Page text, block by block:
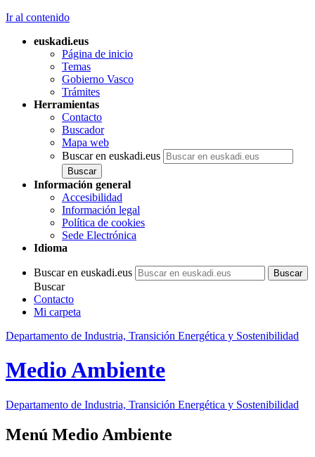
Ir al contenido
euskadi.eus
Página de inicio
Temas
Gobierno Vasco
Trámites
Herramientas
Contacto
Buscador
Mapa web
Buscar en euskadi.eus
Información general
Accesibilidad
Información legal
Política de cookies
Sede Electrónica
Idioma
Buscar en euskadi.eus
Buscar
Contacto
Mi carpeta
Departamento de Industria, Transición Energética y Sostenibilidad
Medio Ambiente
Departamento de Industria, Transición Energética y Sostenibilidad
Menú Medio Ambiente